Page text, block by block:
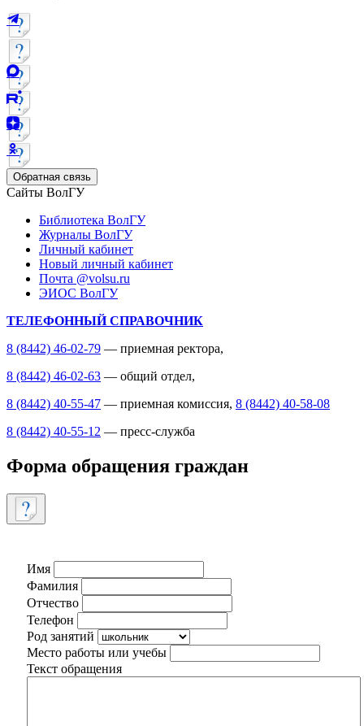
Обратная связь
Сайты ВолГУ
Библиотека ВолГУ
Журналы ВолГУ
Личный кабинет
Новый личный кабинет
Почта @volsu.ru
ЭИОС ВолГУ
ТЕЛЕФОННЫЙ СПРАВОЧНИК
8 (8442) 46-02-79 — приемная ректора,
8 (8442) 46-02-63 — общий отдел,
8 (8442) 40-55-47 — приемная комиссия, 8 (8442) 40-58-08
8 (8442) 40-55-12 — пресс-служба
Форма обращения граждан
Имя
Фамилия
Отчество
Телефон
Род занятий
Место работы или учебы
Текст обращения